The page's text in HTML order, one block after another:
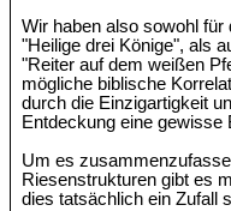
Wir haben also sowohl
"Heilige drei Könige", als
"Reiter auf dem weißen
mögliche biblische
durch die Einzigartigkeit
Entdeckung eine gewisse
Um es
Riesenstrukturen gibt es
dies tatsächlich ein Zufall